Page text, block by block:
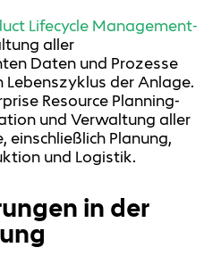
Lifecycle Management-
aller
Daten und Prozesse
der Anlage.
Resource Planning-
und Verwaltung aller
einschließlich Planung,
und Logistik.
in der